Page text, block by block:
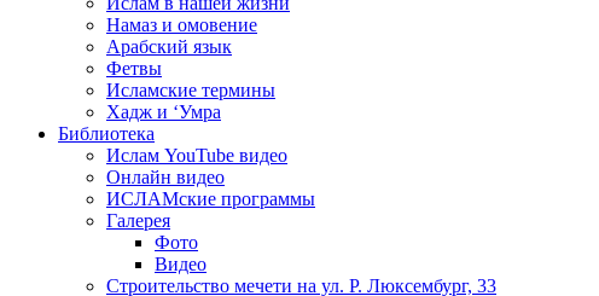
Намаз и омовение
Арабский язык
Фетвы
Исламские термины
Хадж и ‘Умра
Библиотека
Ислам YouTube видео
Онлайн видео
ИСЛАМские программы
Галерея
Фото
Видео
Строительство мечети на ул. Р. Люксембург, 33